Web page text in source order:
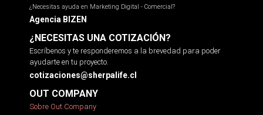
¿Necesitas ayuda en Marketing Digital - Comercial?
Agencia BIZEN
¿NECESITAS UNA COTIZACIÓN?
Escríbenos y te responderemos a la brevedad para poder
ayudarte en tu proyecto.
cotizaciones@sherpalife.cl
OUT COMPANY
Sobre Out Company